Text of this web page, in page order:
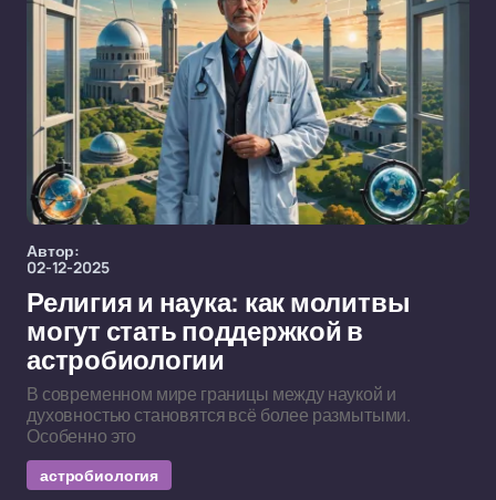
Автор:
02-12-2025
Религия и наука: как молитвы
могут стать поддержкой в
астробиологии
В современном мире границы между наукой и
духовностью становятся всё более размытыми.
Особенно это
астробиология